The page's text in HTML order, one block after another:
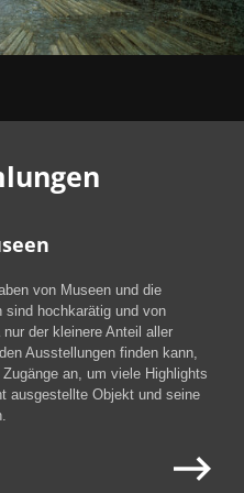
von Museen und die
sind hochkarätig und von
der kleinere Anteil aller
Ausstellungen finden kann,
an, um viele Highlights
ausgestellte Objekt und seine